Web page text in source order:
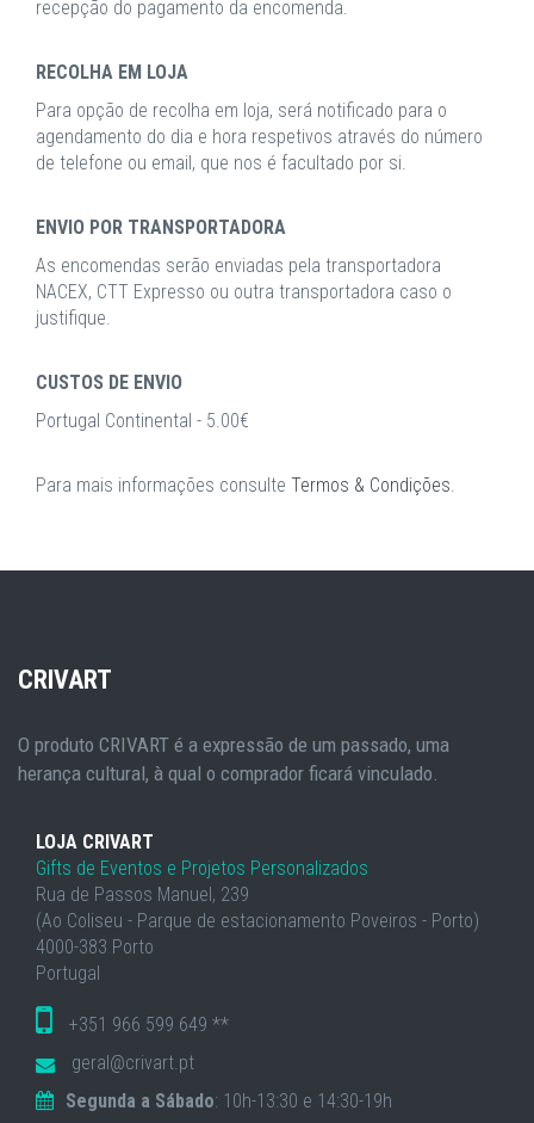
recepção do pagamento da encomenda.
RECOLHA EM LOJA
Para opção de recolha em loja, será notificado para o
agendamento do dia e hora respetivos através do número
de telefone ou email, que nos é facultado por si.
ENVIO POR TRANSPORTADORA
As encomendas serão enviadas pela transportadora
NACEX, CTT Expresso ou outra transportadora caso o
justifique.
CUSTOS DE ENVIO
Portugal Continental - 5.00€
Para mais informações consulte Termos & Condições.
CRIVART
O produto CRIVART é a expressão de um passado, uma
herança cultural, à qual o comprador ficará vinculado.
LOJA CRIVART
Gifts de Eventos e Projetos Personalizados
Rua de Passos Manuel, 239
(Ao Coliseu - Parque de estacionamento Poveiros - Porto)
4000-383 Porto
Portugal
+351 966 599 649 **
geral@crivart.pt
Segunda a Sábado: 10h-13:30 e 14:30-19h